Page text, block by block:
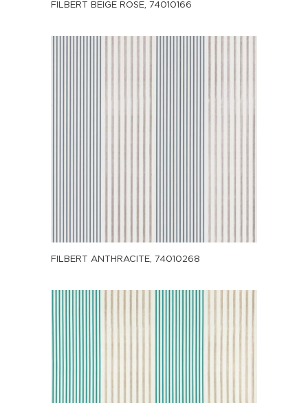
FILBERT BEIGE ROSE, 74010166
FILBERT ANTHRACITE, 74010268